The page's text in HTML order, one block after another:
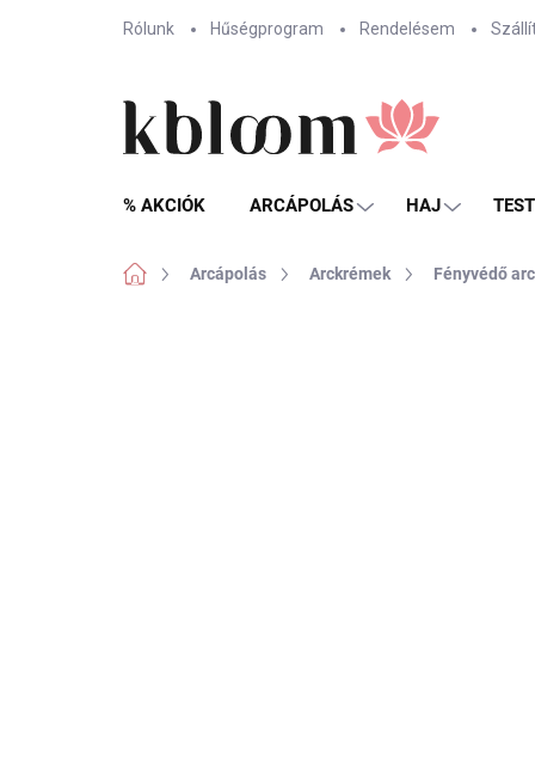
Rólunk Hűségprogram Rendelésem
% AKCIÓK ARCÁPOLÁS HAJ
KezdőlapArcápolás Arckrémek Fényvédő